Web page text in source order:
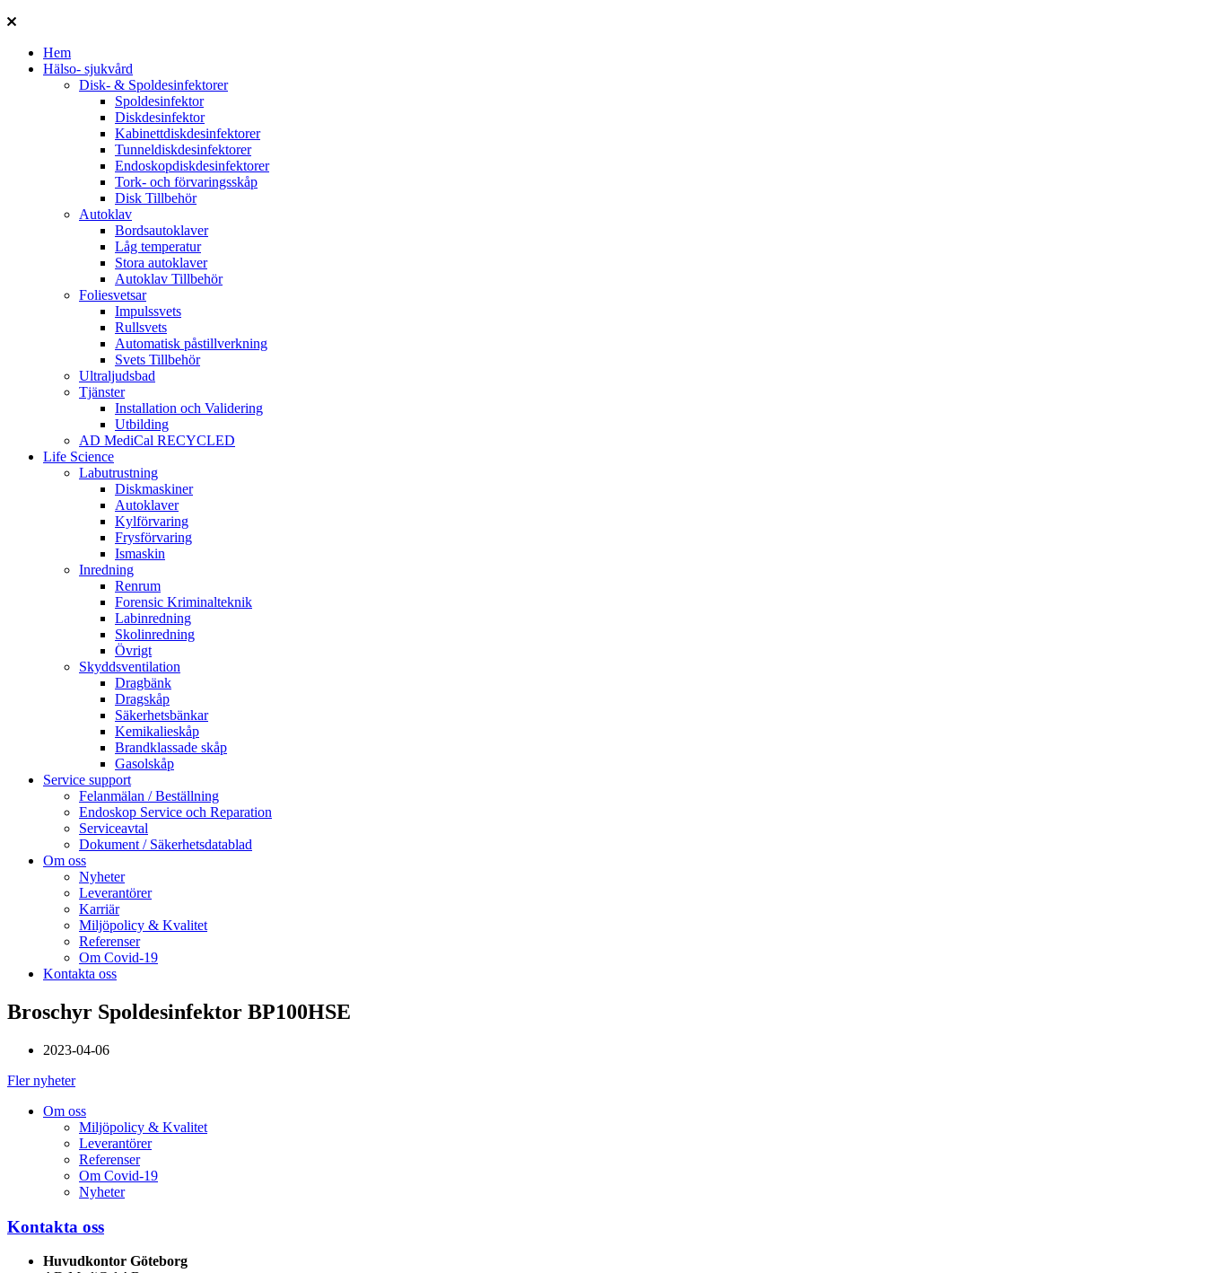
Hem
Hälso- sjukvård
Disk- & Spoldesinfektorer
Spoldesinfektor
Diskdesinfektor
Kabinettdiskdesinfektorer
Tunneldiskdesinfektorer
Endoskopdiskdesinfektorer
Tork- och förvaringsskåp
Disk Tillbehör
Autoklav
Bordsautoklaver
Låg temperatur
Stora autoklaver
Autoklav Tillbehör
Foliesvetsar
Impulssvets
Rullsvets
Automatisk påstillverkning
Svets Tillbehör
Ultraljudsbad
Tjänster
Installation och Validering
Utbilding
AD MediCal RECYCLED
Life Science
Labutrustning
Diskmaskiner
Autoklaver
Kylförvaring
Frysförvaring
Ismaskin
Inredning
Renrum
Forensic Kriminalteknik
Labinredning
Skolinredning
Övrigt
Skyddsventilation
Dragbänk
Dragskåp
Säkerhetsbänkar
Kemikalieskåp
Brandklassade skåp
Gasolskåp
Service support
Felanmälan / Beställning
Endoskop Service och Reparation
Serviceavtal
Dokument / Säkerhetsdatablad
Om oss
Nyheter
Leverantörer
Karriär
Miljöpolicy & Kvalitet
Referenser
Om Covid-19
Kontakta oss
Broschyr Spoldesinfektor BP100HSE
2023-04-06
Fler nyheter
Om oss
Miljöpolicy & Kvalitet
Leverantörer
Referenser
Om Covid-19
Nyheter
Kontakta oss
Huvudkontor Göteborg